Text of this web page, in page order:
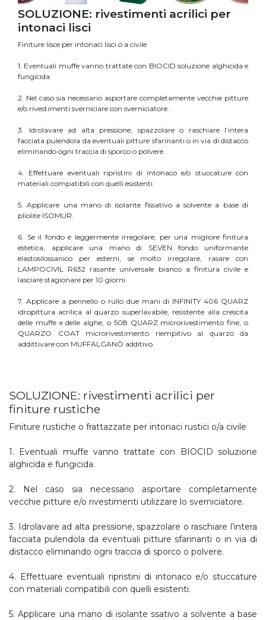
SOLUZIONE: rivestimenti acrilici per
intonaci lisci
Finiture lisce per intonaci lisci o a civile
1. Eventuali muffe vanno trattate con BIOCID soluzione alghicida e
fungicida.
2. Nel caso sia necessario asportare completamente vecchie pitture
e/o rivestimenti sverniciare con sverniciatore.
3. Idrolavare ad alta pressione, spazzolare o raschiare l’intera
facciata pulendola da eventuali pitture sfarinanti o in via di distacco
eliminando ogni traccia di sporco o polvere.
4. Effettuare eventuali ripristini di intonaco e/o stuccature con
materiali compatibili con quelli esistenti.
5. Applicare una mano di isolante fissativo a solvente a base di
pliolite ISOMUR.
6. Se il fondo è leggermente irregolare, per una migliore finitura
estetica, applicare una mano di SEVEN fondo uniformante
elastosilossanico per esterni, se molto irregolare, rasare con
LAMPOCIVIL R632 rasante universale bianco a finitura civile e
lasciare stagionare per 10 giorni.
7. Applicare a pennello o rullo due mani di INFINITY 406 QUARZ
idropittura acrilica al quarzo superlavabile, resistente alla crescita
delle muffe e delle alghe, o 508 QUARZ microrivestimento fine, o
QUARZO COAT microrivestimento riempitivo al quarzo da
addittivare con MUFFALGANÒ additivo.
SOLUZIONE: rivestimenti acrilici per
finiture rustiche
Finiture rustiche o frattazzate per intonaci rustici o/a civile
1. Eventuali muffe vanno trattate con BIOCID soluzione
alghicida e fungicida.
2. Nel caso sia necessario asportare completamente
vecchie pitture e/o rivestimenti utilizzare lo sverniciatore.
3. Idrolavare ad alta pressione, spazzolare o raschiare l’intera
facciata pulendola da eventuali pitture sfarinanti o in via di
distacco eliminando ogni traccia di sporco o polvere.
4. Effettuare eventuali ripristini di intonaco e/o stuccature
con materiali compatibili con quelli esistenti.
5. Applicare una mano di isolante ssativo a solvente a base